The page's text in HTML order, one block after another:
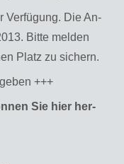
Ver­fü­gung. Die An­
Bitte mel­den
Platz zu si­chern.
+++
Sie hier her­